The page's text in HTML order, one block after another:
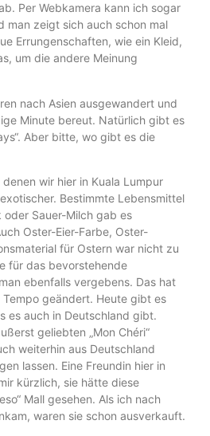
Per Webkamera kann ich sogar
man zeigt sich auch schon mal
Errungenschaften, wie ein Kleid,
um die andere Meinung
nach Asien ausgewandert und
Minute bereut. Natürlich gibt es
Aber bitte, wo gibt es die
wir hier in Kuala Lumpur
Bestimmte Lebensmittel
Sauer-Milch gab es
Oster-Eier-Farbe, Oster-
für Ostern war nicht zu
für das bevorstehende
ebenfalls vergebens. Das hat
geändert. Heute gibt es
es auch in Deutschland gibt.
geliebten „Mon Chéri“
weiterhin aus Deutschland
lassen. Eine Freundin hier in
kürzlich, sie hätte diese
Mall gesehen. Als ich nach
waren sie schon ausverkauft.